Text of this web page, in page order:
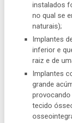
instalados
no qual se
naturais);
Implantes
inferior e
raiz e de
Implantes
grande
tecido